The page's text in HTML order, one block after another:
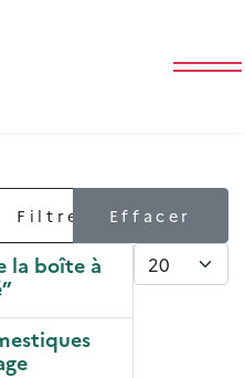
Filtre Effacer
Afficher #
la boîte à